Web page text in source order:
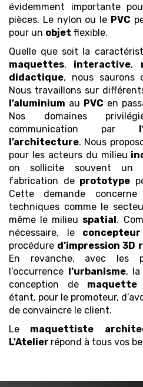
évidemment importante
pièces. Le nylon ou le PVC
pour un objet flexible.
Quelle que soit la
maquettes, interactive,
didactique, nous saurons
Nous travaillons sur
l’aluminium au PVC en
Nos domaines
communication par
l’architecture. Nous
pour les acteurs du milieu
on sollicite souvent un
fabrication de prototype
Cette demande
techniques comme le
même le milieu spatial.
nécessaire, le concepteur
procédure d’impression 3D
En revanche, avec les
l’occurrence l’urbanisme, la
conception de maquette
étant, pour le promoteur,
de convaincre le client.
Le
maquettiste
L'Atelier répond à tous vos